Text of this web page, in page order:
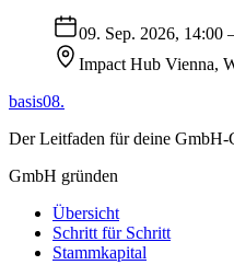
09. Sep. 2026, 14:00
Impact Hub Vienna,
basis08.
Der Leitfaden für deine GmbH-
GmbH gründen
Übersicht
Schritt für Schritt
Stammkapital